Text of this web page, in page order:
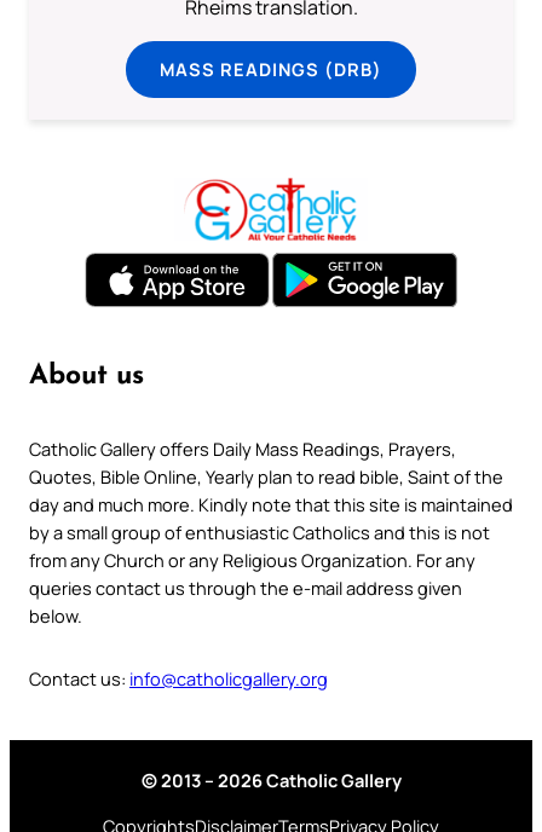
Rheims translation.
MASS READINGS (DRB)
About us
Catholic Gallery offers Daily Mass Readings, Prayers,
Quotes, Bible Online, Yearly plan to read bible, Saint of the
day and much more. Kindly note that this site is maintained
by a small group of enthusiastic Catholics and this is not
from any Church or any Religious Organization. For any
queries contact us through the e-mail address given
below.
Contact us: info@catholicgallery.org
© 2013 – 2026 Catholic Gallery
CopyrightsDisclaimerTermsPrivacy Policy